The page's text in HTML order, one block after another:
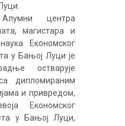
центра
магистара и
Економског
у Бањој Луци је
остварује
дипломираним
и привредом,
Економског
у Бањој Луци,